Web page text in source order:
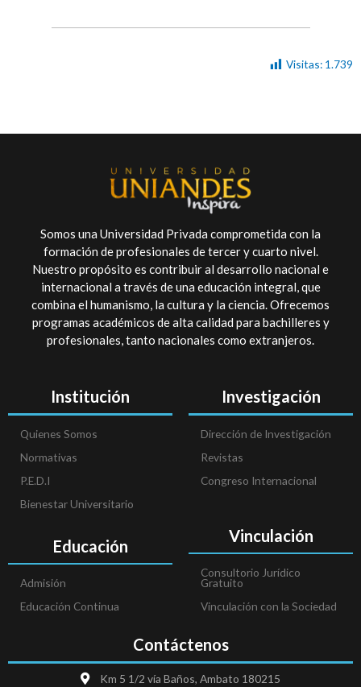
Visitas: 1.739
Somos una Universidad Privada comprometida con la
formación de profesionales de tercer y cuarto nivel.
Nuestro propósito es contribuir al desarrollo nacional e
internacional a través de una educación integral, que
combina el humanismo, la cultura y la ciencia. Ofrecemos
programas académicos de alta calidad para bachilleres y
profesionales, tanto nacionales como extranjeros.
Institución
Quienes Somos
Normativas
P.E.D.I
Bienestar Universitario
Educación
Admisión
Educación Continua
Investigación
Dirección de Investigación
Revistas
Congreso Internacional
Vinculación
Consultorio Jurídico
Gratuito
Vinculación con la Sociedad
Contáctenos
Km 5 1/2 vía Baños, Ambato 180215